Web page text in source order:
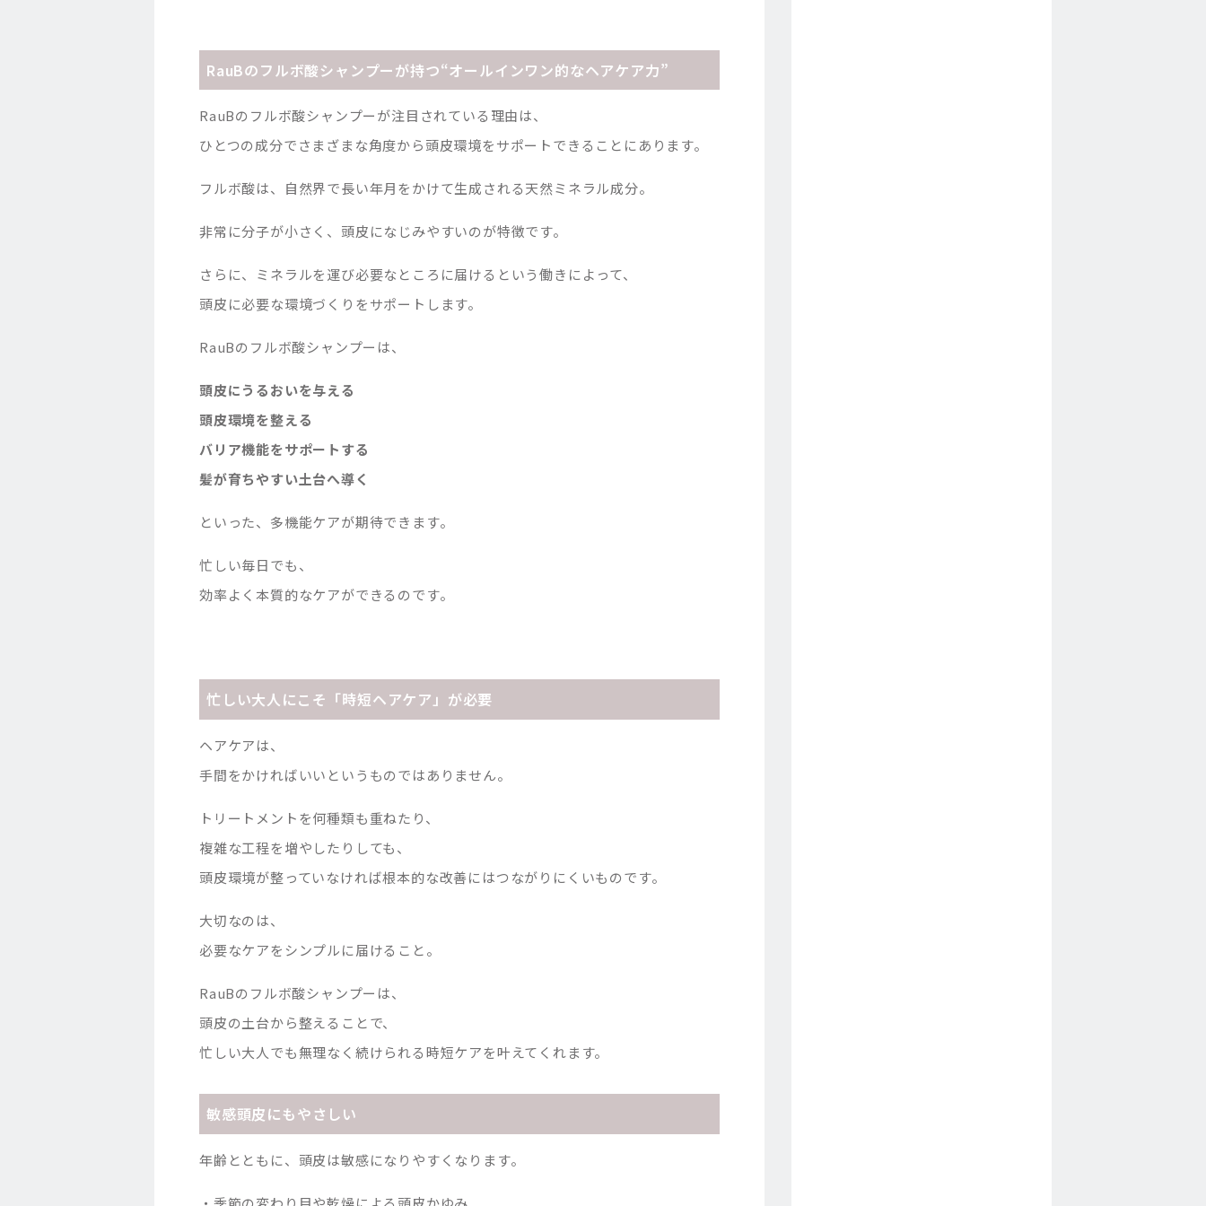
RauBのフルボ酸シャンプーが持つ“オールインワン的なヘアケア力”
RauBのフルボ酸シャンプーが注目されている理由は、
ひとつの成分でさまざまな角度から頭皮環境をサポートできることにあります。
フルボ酸は、自然界で長い年月をかけて生成される天然ミネラル成分。
非常に分子が小さく、頭皮になじみやすいのが特徴です。
さらに、ミネラルを運び必要なところに届けるという働きによって、
頭皮に必要な環境づくりをサポートします。
RauBのフルボ酸シャンプーは、
頭皮にうるおいを与える
頭皮環境を整える
バリア機能をサポートする
髪が育ちやすい土台へ導く
といった、多機能ケアが期待できます。
忙しい毎日でも、
効率よく本質的なケアができるのです。
忙しい大人にこそ「時短ヘアケア」が必要
ヘアケアは、
手間をかければいいというものではありません。
トリートメントを何種類も重ねたり、
複雑な工程を増やしたりしても、
頭皮環境が整っていなければ根本的な改善にはつながりにくいものです。
大切なのは、
必要なケアをシンプルに届けること。
RauBのフルボ酸シャンプーは、
頭皮の土台から整えることで、
忙しい大人でも無理なく続けられる時短ケアを叶えてくれます。
敏感頭皮にもやさしい
年齢とともに、頭皮は敏感になりやすくなります。